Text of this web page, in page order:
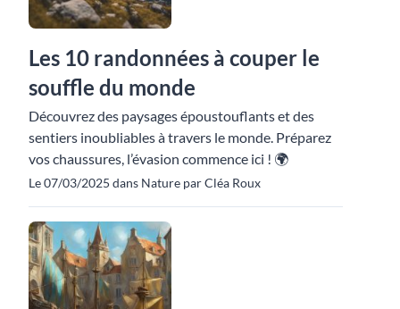
Les 10 randonnées à couper le
souffle du monde
Découvrez des paysages époustouflants et des
sentiers inoubliables à travers le monde. Préparez
vos chaussures, l’évasion commence ici ! 🌍
Le 07/03/2025 dans Nature par Cléa Roux